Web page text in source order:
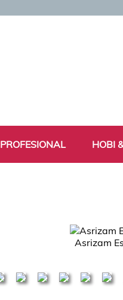
PROFESIONAL HOBI
Asrizam